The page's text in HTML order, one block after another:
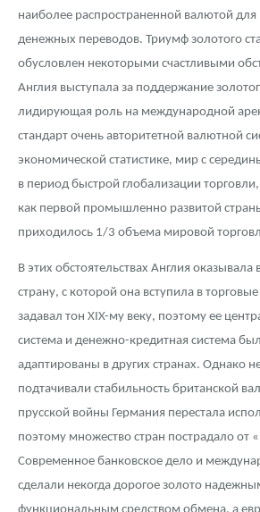
наиболее распространенной валютой
денежных переводов. Триумф золотого
обусловлен некоторыми счастливыми
Англия выступала за поддержание
лидирующая роль на международной
стандарт очень авторитетной валютной
экономической статистике, мир с
в период быстрой глобализации
как первой промышленно развитой
приходилось 1/3 объема мировой
В этих обстоятельствах Англия
страну, с которой она вступила в
задавал тон XIX-му веку, поэтому ее
система и денежно-кредитная система
адаптированы в других странах. Однако
подтачивали стабильность британской
прусской войны Германия перестала
поэтому множество стран пострадало от
Современное банковское дело и
сделали некогда дорогое золото